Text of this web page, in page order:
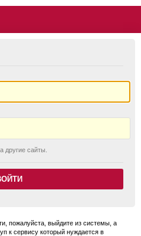
другие сайты.
пожалуйста, выйдите из системы, а
к сервису который нуждается в